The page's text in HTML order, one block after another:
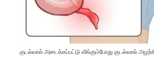
குடல்வால் அடைக்கப்பட்டு வீங்கும்போது குடல்வால்